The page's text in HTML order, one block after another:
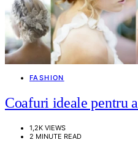
FASHION
Coafuri ideale pentru
1,2K VIEWS
2 MINUTE READ